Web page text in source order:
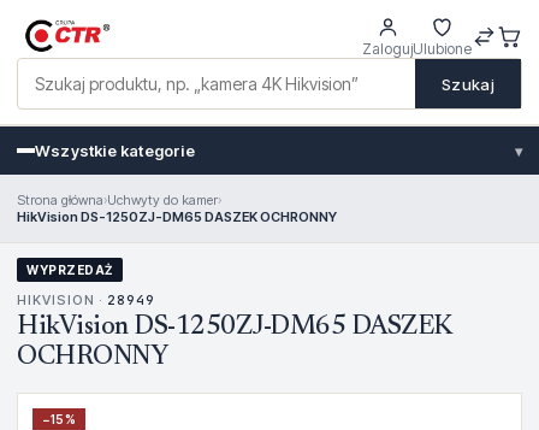
Szukaj
ZalogujUlubione
Wszystkie kategorie ▾
Strona główna›Uchwyty do kamer›
HikVision DS-1250ZJ-DM65 DASZEK OCHRONNY
WYPRZEDAŻ
HIKVISION · 28949
HikVision DS-1250ZJ-DM65 DASZEK
OCHRONNY
−15%